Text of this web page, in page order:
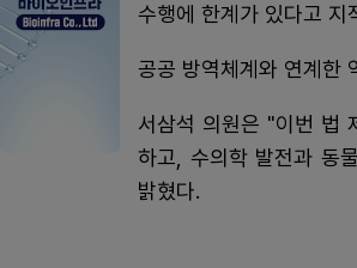
수행에 한계가 있다고 지
공공 방역체계와 연계한
서삼석 의원은 "이번 법
하고, 수의학 발전과 동
밝혔다.